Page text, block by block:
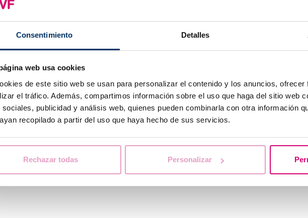
Consentimiento Detalles
web usa cookies
de este sitio web se usan para personalizar el contenido y los anuncios,
el tráfico. Además, compartimos información sobre el uso que haga del sitio web
sociales, publicidad y análisis web, quienes pueden combinarla con otra información
recopilado a partir del uso que haya hecho de sus servicios.
Rechazar todas Personalizar
Neugier,
waren die Säulen
menschliche
Als Teil von IVF
vereinen: eine
Niveau in einer
menschlichen
eine Medizin, in der
versuche ich meinen
vermitteln.